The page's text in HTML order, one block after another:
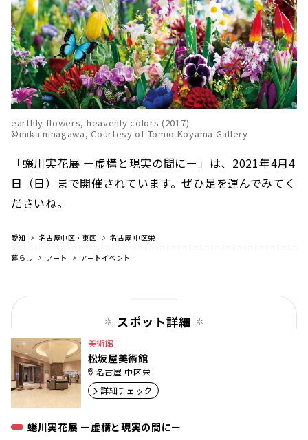
earthly flowers, heavenly colors (2017)
©mika ninagawa, Courtesy of Tomio Koyama Gallery
「蜷川実花展 ー虚構と現実の間にー」は、2021年4月4
日（日）まで開催されています。ぜひ足を運んでみてく
ださいね。
愛知 名古屋中区・東区
名古屋 中区栄
暮らし
アート アートイベント
スポット詳細
美術館
松坂屋美術館
名古屋 中区栄
詳細チェック
蜷川実花展 ー虚構と現実の間にー